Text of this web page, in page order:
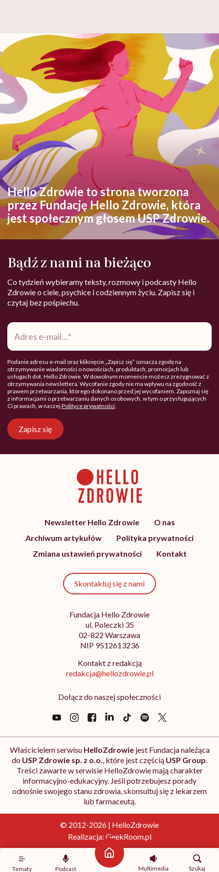
Tematy Podcast
Strona główna
Multimedia
Szukaj
Hello Zdrowie to strona tworzona
przez Fundację Hello Zdrowie, która
jest społecznym głosem USP Zdrowie.
Bądź z nami na bieżąco
Co tydzień wybieramy teksty, rozmowy i podcasty Hello
Zdrowie o ciele, psychice i codziennym życiu. Zapisz się i
czytaj bez pośpiechu.
Adres
mail*
Podanie adresu e-mail oraz kliknięcie „Zapisz się” oznacza zgodę na
otrzymywanie wiadomości o nowościach, produktach, promocjach lub
usługach dot. Hello Zdrowie. W dowolnym momencie możesz zrezygnować z
otrzymywania newslettera. Wycofanie zgody nie ma wpływu na zgodność z
prawem przetwarzania, którego dokonano przed jej wycofaniem. Zapoznaj się
z informacjami o przetwarzaniu danych osobowych, w tym o przysługujących
Ci prawach, w naszejPolityce prywatności.
Zapisz się
Newsletter Hello Zdrowie
O nas
Archiwum artykułów
Polityka prywatności
Zmiana ustawień prywatności
Kontakt
Skontaktuj się z nami
Fundacja Hello Zdrowie
ul. Poleczki 35
02-822 Warszawa
NIP 9512613236
Kontakt z redakcją
redakcja@hellozdrowie.pl
Dołącz do naszej społeczności
Właścicielem serwisu HelloZdrowiejest Fundacja należąca
do USP Zdrowie sp. z o.o., które jest częścią USP Group.
Treści zawarte w serwisie HelloZdrowie mają charakter
informacyjno-edukacyjny. Jeśli potrzebujesz porady
odnośnie swojego stanu zdrowia, skonsultuj się z lekarzem
lub farmaceutą.
© 2012-2026 | HelloZdrowie
Realizacja: GeekRoom.pl